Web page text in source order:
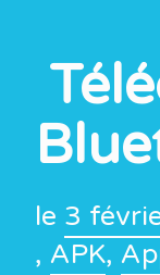
le 3
, APK,